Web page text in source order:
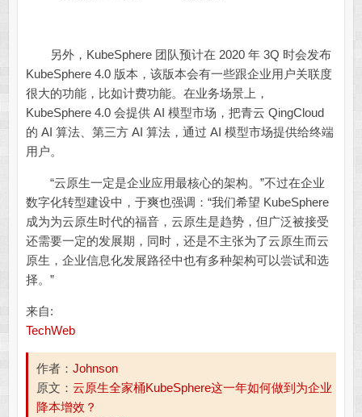
另外，KubeSphere 团队预计在 2020 年 3Q 时会发布
KubeSphere 4.0 版本，该版本会有一些跟企业用户关联度
很大的功能，比如计费功能。在业务场景上，
KubeSphere 4.0 会提供 AI 模型市场，把青云 QingCloud
的 AI 算法、第三方 AI 算法，通过 AI 模型市场提供给终端
用户。
“云原生一定是企业应用最核心的架构。”不过在企业
数字化转型建设中，于爽也强调：“我们希望 KubeSphere
成为为云原生时代的福音，云原生是趋势，但广泛被接受
还需要一定的发展期，同时，还是不主张为了云原生而云
原生，企业信息化发展路径中也有多种架构可以尝试和选
择。”
来自:
TechWeb
作者： Johnson
原文： 云原生全家桶KubeSphere这一年如何做到为企业
降本增效？